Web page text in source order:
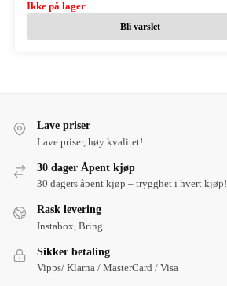
Ikke på lager
Bli varslet
Lave priser
Lave priser, høy kvalitet!
30 dager Åpent kjøp
30 dagers åpent kjøp – trygghet i hvert kjøp!
Rask levering
Instabox, Bring
Sikker betaling
Vipps/ Klarna / MasterCard / Visa